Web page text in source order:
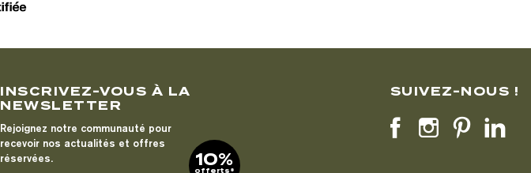
INSCRIVEZ-VOUS À LA
NEWSLETTER
Rejoignez notre communauté pour
recevoir nos actualités et offres
réservées.
10%
offerts*
SUIVEZ-NOUS !